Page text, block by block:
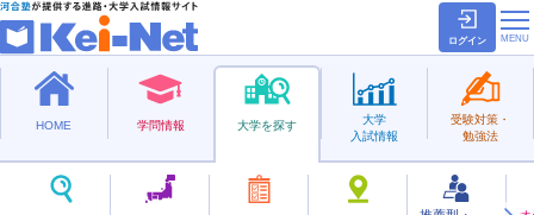
ログイン
HOME 学問情報 大学を探す
大学
入試情報
受験対策・
勉強法